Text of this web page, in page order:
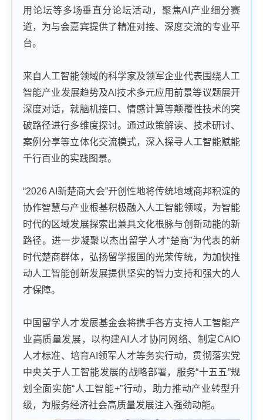
用论坛等多场垂直分论坛活动，聚焦AI产业细分赛
道，为与会嘉宾提供了精准对接、深度交流的专业平
台。
来自人工智能领域的科学家及领军企业代表围绕人工
智能产业发展趋势及AI技术多元应用前景等议题展开
深度对话，就脑机接口、情感计算等颠覆性技术的突
破路径进行多维度探讨。通过政策解读、技术研讨、
案例分享等立体化交流模式，深入探寻人工智能赋能
千行百业的实践图景。
“2026 AI新楚商大会”开创性地将传统地域商邦积淀的
协作智慧与产业根基积极融入人工智能领域，为智能
时代的区域发展探索出兼具文化根脉与创新动能的新
路径。进一步凝聚以杰出留学人才“楚商”为代表的新
时代楚商群体，弘扬留学报国的光荣传统，为加快推
动人工智能创新发展提供坚实的智力支持和强大的人
才保障。
中国留学人才发展基金会将携手各方支持人工智能产
业高质量发展，以构建AI人才协同网络、制定CAIO
人才标准、培育AI领军人才等务实行动，贯彻落实党
中央关于人工智能发展的战略部署，服务“十五五”规
划全面实施“人工智能+”行动，助力推动产业转型升
级，为服务经济社会高质量发展注入强劲动能。